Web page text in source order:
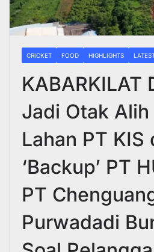
CRICKET FOOD HIGHLIGHTS
KABARKILAT
Jadi Otak Alih
Lahan PT KIS
‘Backup’ PT
PT
Purwadadi